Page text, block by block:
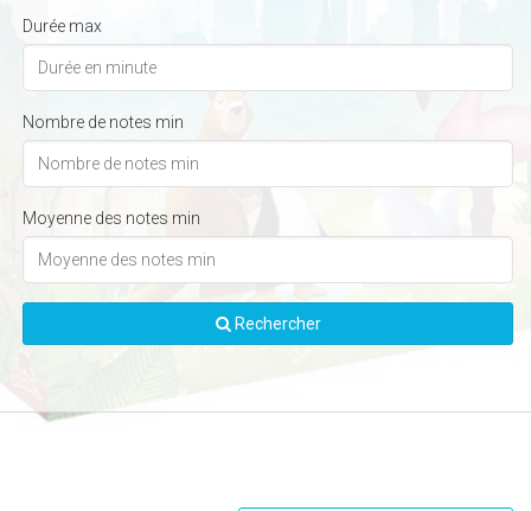
Durée max
Nombre de notes min
Moyenne des notes min
Rechercher